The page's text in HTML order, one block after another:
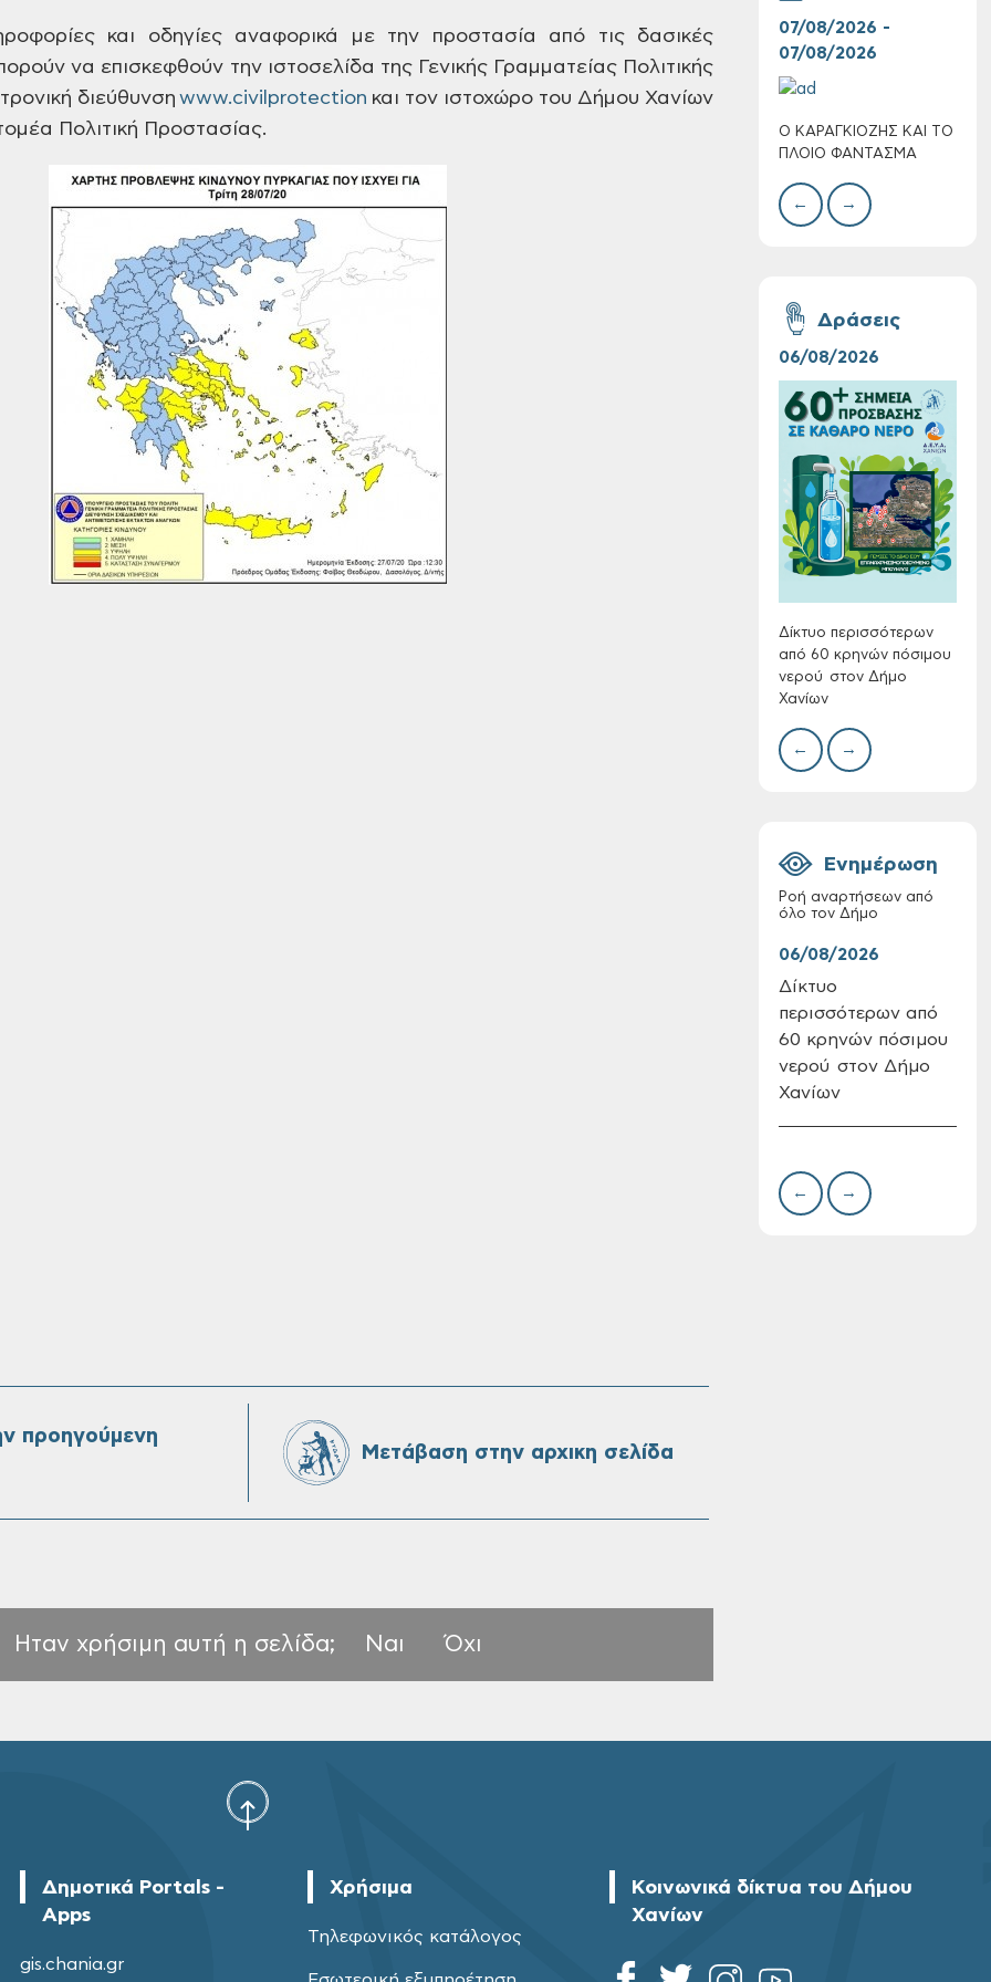
και οδηγίες αναφορικά μετην προστασία από τις δασικές
να επισκεφθούν την ιστοσελίδα της Γενικής Γραμματείας Πολιτικής
διεύθυνσηwww.civilprotection και τον ιστοχώρο του Δήμου Χανίων
Πολιτική Προστασίας.
Τακτική συνεδρίαση
Δημοτικής
Επιτροπής στις 10-
08-2026
Επαναλειτουργία
του συστήματος
SeaTrac στην
παραλία του Αγίου
Ονουφρίου
Πίνακες Κατάταξης
& Βαθμολογίας,
Πίνακες
προσληπτέων και
Δήμου Χανίων
Oριστικοί πίνακες
σχέση εργάσιας
ιδιωτικού δικαίου
07/08/2026 -
07/08/2026
Ο ΚΑΡΑΓΚΙΟΖΗΣ ΚΑΙ ΤΟ
ΠΛΟΙΟ ΦΑΝΤΑΣΜΑ
← →
Δράσεις
06/08/2026
Δίκτυο περισσότερων
από 60 κρηνών πόσιμου
νερού στον Δήμο
Χανίων
με
← →
Ενημέρωση
Ροή αναρτήσεων από
όλο τον Δήμο
06/08/2026
Δίκτυο
περισσότερων από
60 κρηνών πόσιμου
νερού στον Δήμο
Χανίων
← →
προηγούμενη
Μετάβαση στην αρχικη σελίδα
Ηταν χρήσιμη αυτή η σελίδα; Ναι Όχι
Δημοτικά Portals -
Apps
gis.chania.gr
Χρήσιμα
Τηλεφωνικός κατάλογος
Κοινωνικά δίκτυα του Δήμου
Χανίων